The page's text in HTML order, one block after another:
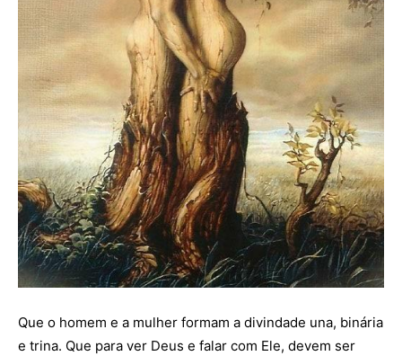
Que o homem e a mulher formam a divindade una, binária
e trina. Que para ver Deus e falar com Ele, devem ser